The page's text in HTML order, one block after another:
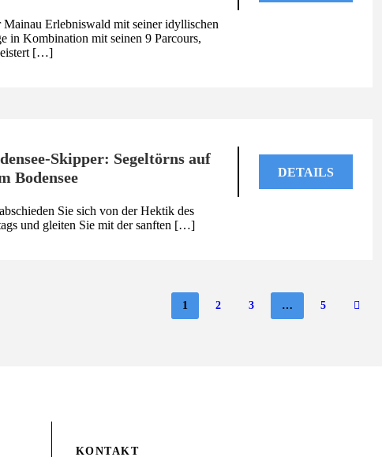
Mainau Erlebniswald mit seiner idyllischen
in Kombination mit seinen 9 Parcours,
[…]
Skipper: Segeltörns auf
Bodensee
Sie sich von der Hektik des
und gleiten Sie mit der sanften […]
DETAILS
1 2 3 … 5
KONTAKT